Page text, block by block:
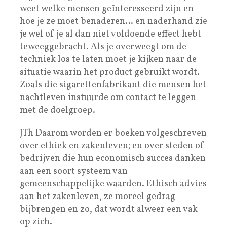
weet welke mensen geïnteresseerd zijn en
hoe je ze moet benaderen… en naderhand zie
je wel of je al dan niet voldoende effect hebt
teweeggebracht. Als je overweegt om de
techniek los te laten moet je kijken naar de
situatie waarin het product gebruikt wordt.
Zoals die sigarettenfabrikant die mensen het
nachtleven instuurde om contact te leggen
met de doelgroep.
JTh Daarom worden er boeken volgeschreven
over ethiek en zakenleven; en over steden of
bedrijven die hun economisch succes danken
aan een soort systeem van
gemeenschappelijke waarden. Ethisch advies
aan het zakenleven, ze moreel gedrag
bijbrengen en zo, dat wordt alweer een vak
op zich.